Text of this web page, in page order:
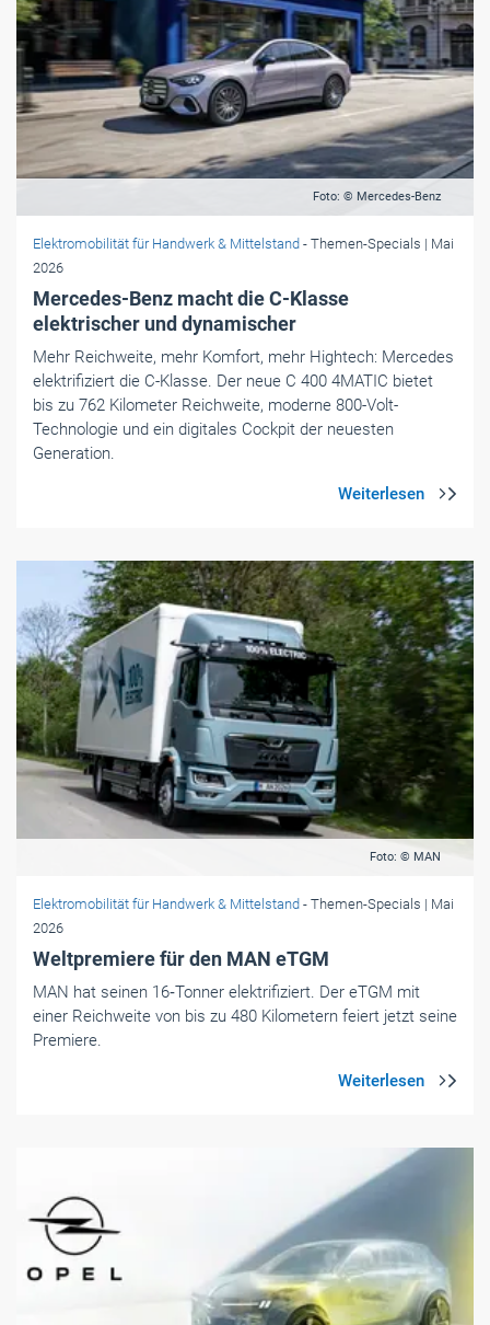
Foto: © Mercedes-Benz
Elektromobilität für Handwerk & Mittelstand - Themen-Specials | Mai
2026
Mercedes-Benz macht die C-Klasse
elektrischer und dynamischer
Mehr Reichweite, mehr Komfort, mehr Hightech: Mercedes
elektrifiziert die C-Klasse. Der neue C 400 4MATIC bietet
bis zu 762 Kilometer Reichweite, moderne 800-Volt-
Technologie und ein digitales Cockpit der neuesten
Generation.
Foto: © MAN
Elektromobilität für Handwerk & Mittelstand - Themen-Specials | Mai
2026
Weltpremiere für den MAN eTGM
MAN hat seinen 16‑Tonner elektrifiziert. Der eTGM mit
einer Reichweite von bis zu 480 Kilometern feiert jetzt seine
Premiere.